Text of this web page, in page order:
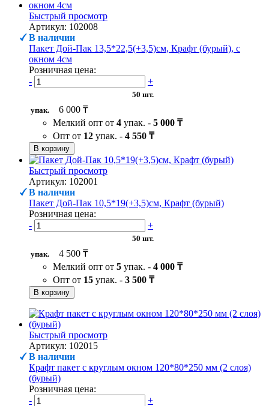
Быстрый просмотр
Артикул: 102008
В наличии
Пакет Дой-Пак 13,5*22,5(+3,5)см, Крафт (бурый), с
окном 4см
Розничная цена:
-
+
50 шт.
упак.
6 000 ₸
Мелкий опт от 4 упак. - 5 000 ₸
Опт от 12 упак. - 4 550 ₸
В корзину
Быстрый просмотр
Артикул: 102001
В наличии
Пакет Дой-Пак 10,5*19(+3,5)см, Крафт (бурый)
Розничная цена:
-
+
50 шт.
упак.
4 500 ₸
Мелкий опт от 5 упак. - 4 000 ₸
Опт от 15 упак. - 3 500 ₸
В корзину
Быстрый просмотр
Артикул: 102015
В наличии
Крафт пакет с круглым окном 120*80*250 мм (2 слоя)
(бурый)
Розничная цена:
-
+